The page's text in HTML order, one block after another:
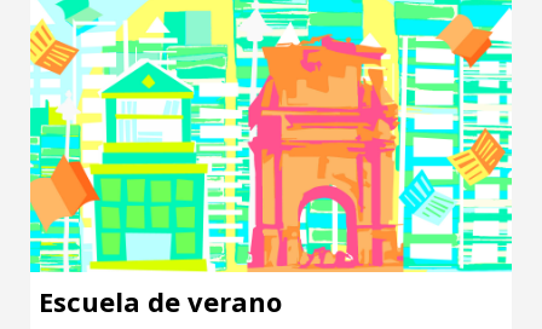
Escuela de verano